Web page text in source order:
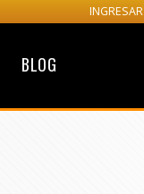
INGRESAR
BLOG